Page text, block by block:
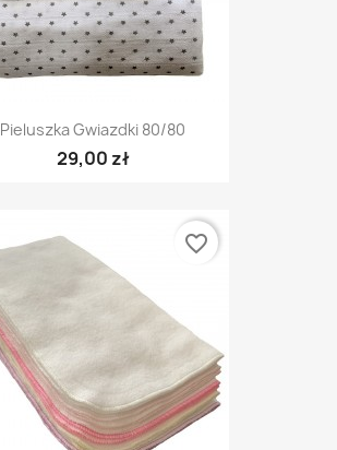
Pieluszka Gwiazdki 80/80
29,00 zł
favorite_border